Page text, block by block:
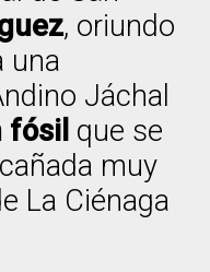
, oriundo
una
Jáchal
que se
muy
La Ciénaga